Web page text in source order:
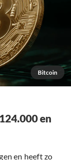
Bitcoin
en
en heeft zo